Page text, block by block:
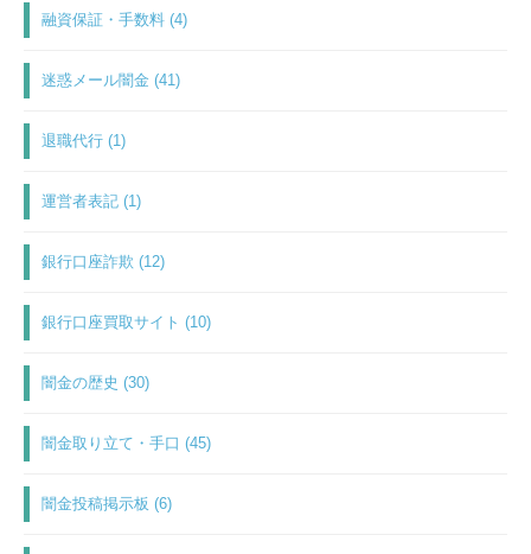
融資保証・手数料 (4)
迷惑メール闇金 (41)
退職代行 (1)
運営者表記 (1)
銀行口座詐欺 (12)
銀行口座買取サイト (10)
闇金の歴史 (30)
闇金取り立て・手口 (45)
闇金投稿掲示板 (6)